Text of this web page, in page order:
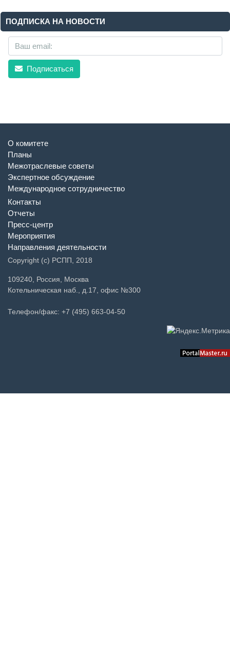
ПОДПИСКА НА НОВОСТИ
Подписаться
О комитете
Планы
Межотраслевые советы
Экспертное обсуждение
Международное сотрудничество
Контакты
Отчеты
Пресс-центр
Мероприятия
Направления деятельности
Copyright (c) РСПП, 2018
109240, Россия, Москва
Котельническая наб., д.17, офис №300
Телефон/факс: +7 (495) 663-04-50